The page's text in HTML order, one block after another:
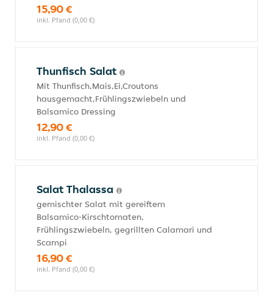
15,90 €
inkl. Pfand (0,00 €)
Thunfisch Salat
Mit Thunfisch,Mais,Ei,Croutons
hausgemacht,Frühlingszwiebeln und
Balsamico Dressing
12,90 €
inkl. Pfand (0,00 €)
Salat Thalassa
gemischter Salat mit gereiftem
Balsamico-Kirschtomaten,
Frühlingszwiebeln, gegrillten Calamari und
Scampi
16,90 €
inkl. Pfand (0,00 €)